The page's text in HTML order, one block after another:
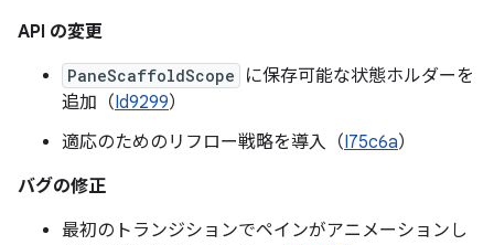
API の変更
PaneScaffoldScope
に保存可能な状態ホルダーを
追加（Id9299）
適応のためのリフロー戦略を導入（I75c6a）
バグの修正
最初のトランジションでペインがアニメーションし